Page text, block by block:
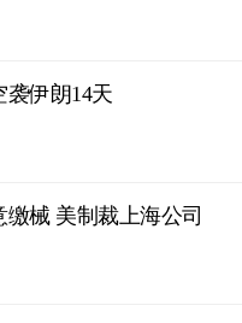
袭伊朗14天
缴械 美制裁上海公司